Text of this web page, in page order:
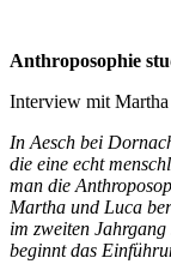
Anthroposophie
Interview mit
In Aesch bei
die eine echt
man die
Martha und Luca
im zweiten
beginnt das